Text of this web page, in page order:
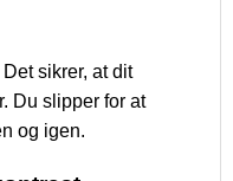
sikrer, at dit
Du slipper for at
og igen.